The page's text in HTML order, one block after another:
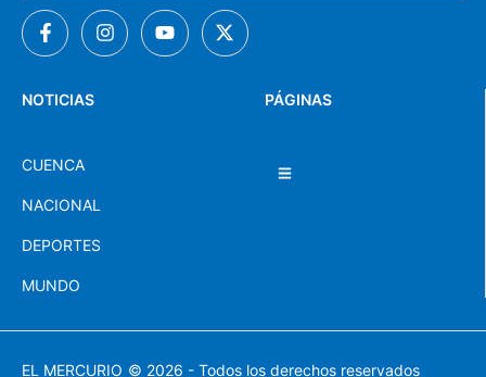
PÁGINAS
NOTICIAS
CUENCA
NACIONAL
DEPORTES
MUNDO
EL MERCURIO © 2026 - Todos los derechos reservados